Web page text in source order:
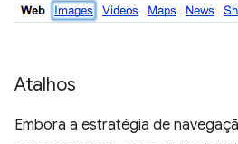
Atalhos
Embora a estratégia de